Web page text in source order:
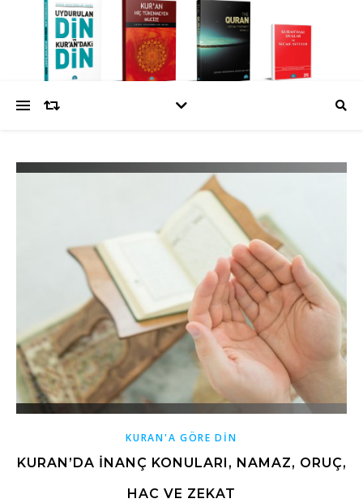
KURAN'A GÖRE DİN
KURAN’DA İNANÇ KONULARI, NAMAZ, ORUÇ,
HAC VE ZEKAT